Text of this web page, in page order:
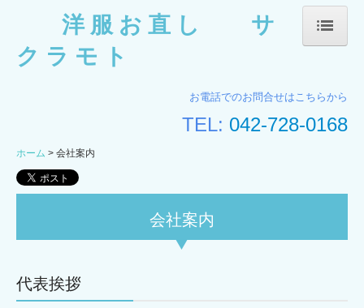
店舗案内
お直し事例一覧
お知らせ
洋 服 お 直 し サ
ク ラ モ ト
お電話でのお問合せはこちらから
TEL: 042-728-0168
ホーム 会社案内
会社案内
代表挨拶